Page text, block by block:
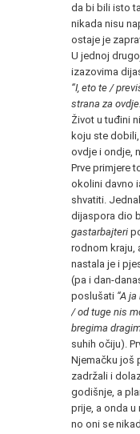
da bi bili isto
nikada nisu
ostaje je
U jednoj
izazovima
“I, eto te /
strana za
Život u tuđini
koju ste
ovdje i ondje,
Prve primjere
okolini davno
shvatiti.
dijaspora dio
gastarbajteri
rodnom kraju,
nastala je i
(pa i dan-
poslušati “A
/ od tuge nis
bregima
suhih očiju).
Njemačku još
zadržali i
godišnje, a
prije, a onda u
no oni se